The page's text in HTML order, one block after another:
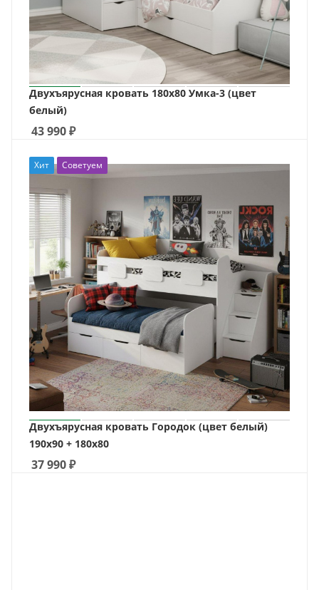
Двухъярусная кровать 180х80 Умка-3 (цвет
белый)
43 990₽
Хит Советуем
Двухъярусная кровать Городок (цвет белый)
190х90 + 180х80
37 990₽